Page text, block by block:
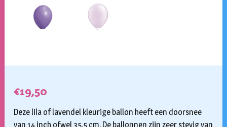
€19,50
Deze lila of lavendel kleurige ballon heeft een doorsnee
van 14 inch ofwel 35,5 cm. De ballonnen zijn zeer stevig van